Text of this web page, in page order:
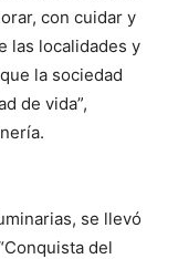
con cuidar y
las localidades y
la sociedad
de vida”,
se llevó
del